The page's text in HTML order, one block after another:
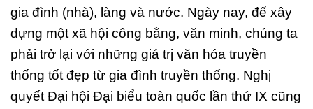
gia đình (nhà), làng và nước. Ngày nay, để xây
dựng một xã hội công bằng, văn minh, chúng ta
phải trở lại với những giá trị văn hóa truyền
thống tốt đẹp từ gia đình truyền thống. Nghị
quyết Đại hội Đại biểu toàn quốc lần thứ IX cũng